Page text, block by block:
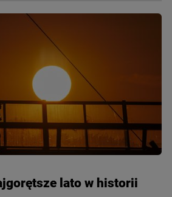
lato w historii